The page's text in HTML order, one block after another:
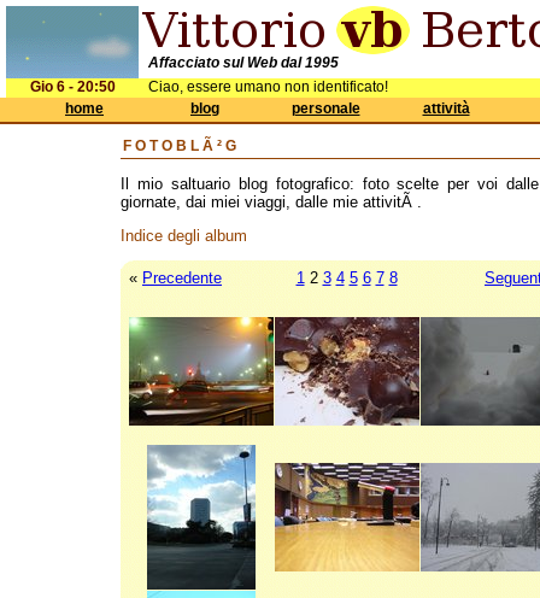
Affacciato sul Web dal 1995
Gio 6 - 20:50
Ciao, essere umano non identificato!
home
blog personale attività
FOTOBLÃ²G
Il mio saltuario blog fotografico: foto scelte per voi
giornate, dai miei viaggi, dalle mie attivitÃ .
Indice degli album
« Precedente 12 3 4 5 6 7 8